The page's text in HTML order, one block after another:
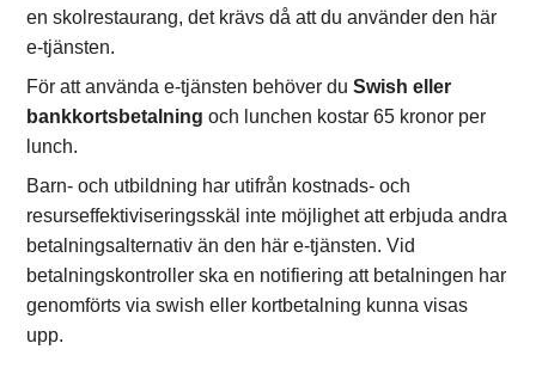
en skolrestaurang, det krävs då att du använder den här
e-tjänsten.
För att använda e-tjänsten behöver du Swish eller
bankkortsbetalningoch lunchen kostar 65 kronor per
lunch.
Barn- och utbildning har utifrån kostnads- och
resurseffektiviseringsskäl inte möjlighet att erbjuda andra
betalningsalternativ än den här e-tjänsten. Vid
betalningskontroller ska en notifiering att betalningen har
genomförts via swish eller kortbetalning kunna visas
upp.